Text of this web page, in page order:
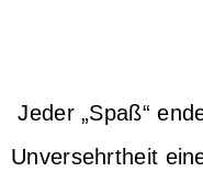
Jeder „Spaß“
Unversehrtheit